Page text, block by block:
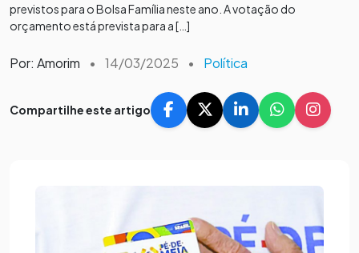
previstos para o Bolsa Família neste ano. A votação do
orçamento está prevista para a […]
Por: Amorim • 14/03/2025 • Política
Compartilhe este artigo